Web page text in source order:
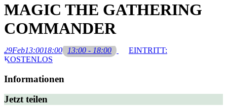
MAGIC THE GATHERING
COMMANDER
29Feb13:0018:00 13:00 - 18:00
EINTRITT:
KOSTENLOS
Informationen
Jetzt teilen